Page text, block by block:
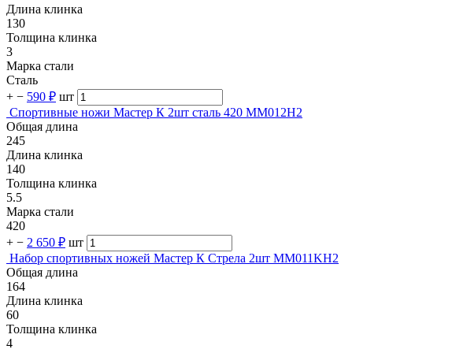
Длина клинка
130
Толщина клинка
3
Марка стали
Сталь
+ − 590 ₽ шт
Спортивные ножи Мастер К 2шт сталь 420 MM012H2
Общая длина
245
Длина клинка
140
Толщина клинка
5.5
Марка стали
420
+ − 2 650 ₽ шт
Набор спортивных ножей Мастер К Стрела 2шт MM011KH2
Общая длина
164
Длина клинка
60
Толщина клинка
4